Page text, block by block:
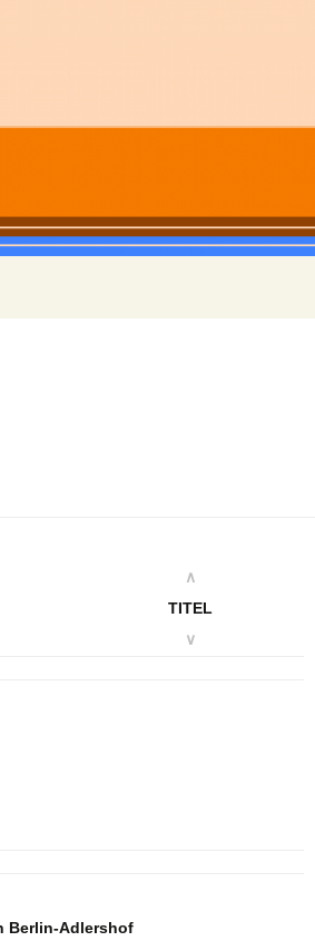
∧
TITEL
∨
Berlin-Adlershof